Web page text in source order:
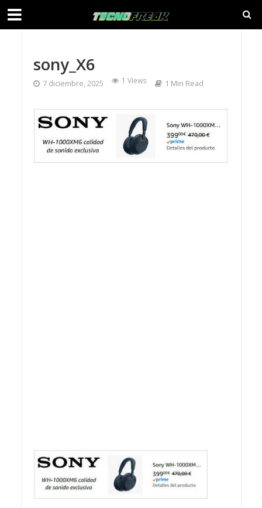
sony_X6
7 diciembre, 2025 1 Views 1 Min Read